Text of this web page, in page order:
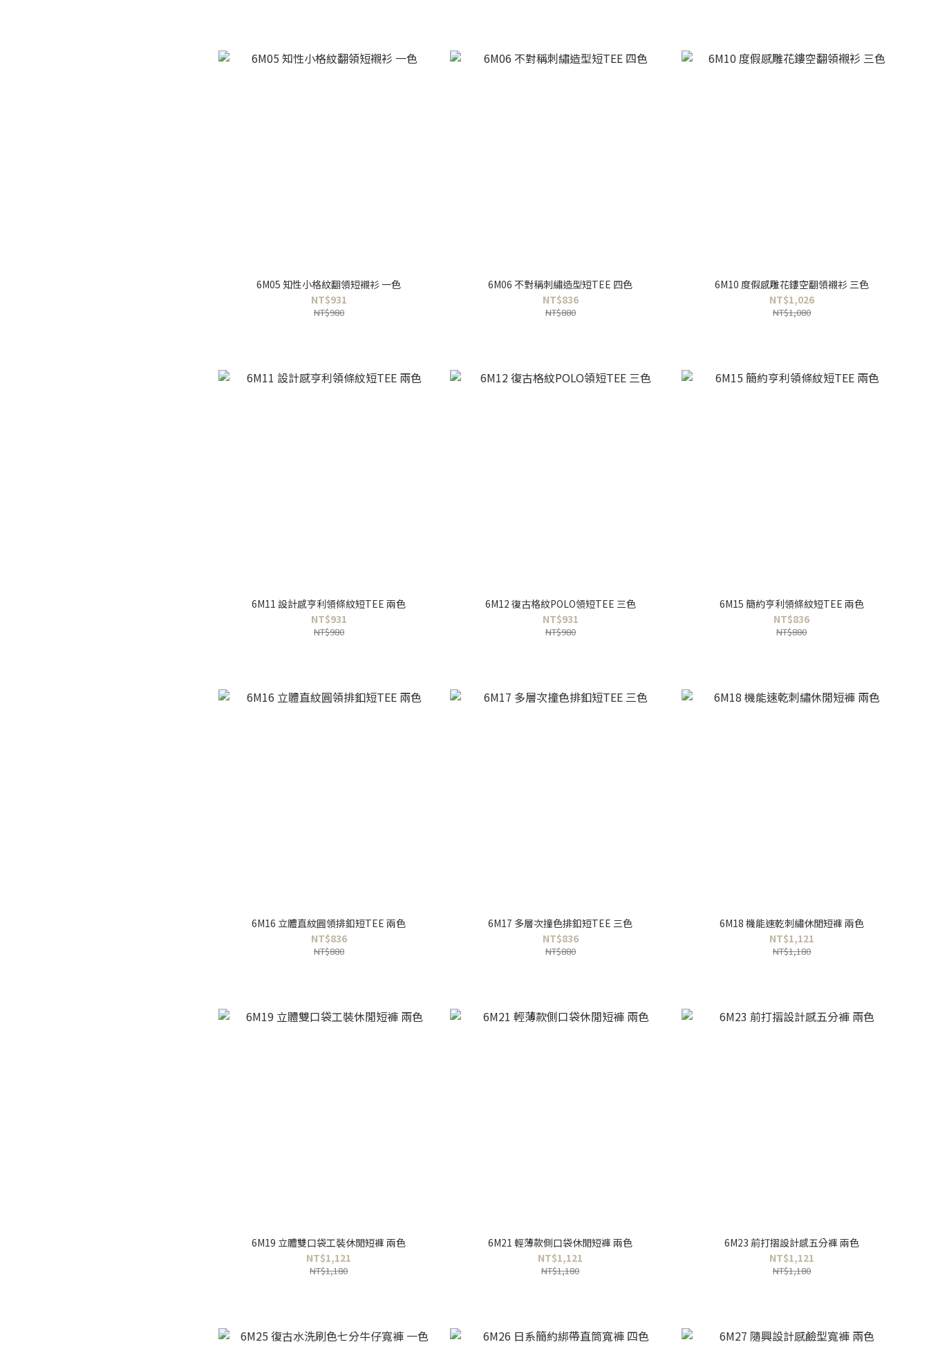
6M05 知性小格紋翻領短襯衫 一色
NT$931
NT$980
6M06 不對稱刺繡造型短TEE 四色
NT$836
NT$880
6M10 度假感雕花鏤空翻領襯衫 三色
NT$1,026
NT$1,080
6M11 設計感亨利領條紋短TEE 兩色
NT$931
NT$980
6M12 復古格紋POLO領短TEE 三色
NT$931
NT$980
6M15 簡約亨利領條紋短TEE 兩色
NT$836
NT$880
6M16 立體直紋圓領排釦短TEE 兩色
NT$836
NT$880
6M17 多層次撞色排釦短TEE 三色
NT$836
NT$880
6M18 機能速乾刺繡休閒短褲 兩色
NT$1,121
NT$1,180
6M19 立體雙口袋工裝休閒短褲 兩色
NT$1,121
NT$1,180
6M21 輕薄款側口袋休閒短褲 兩色
NT$1,121
NT$1,180
6M23 前打摺設計感五分褲 兩色
NT$1,121
NT$1,180